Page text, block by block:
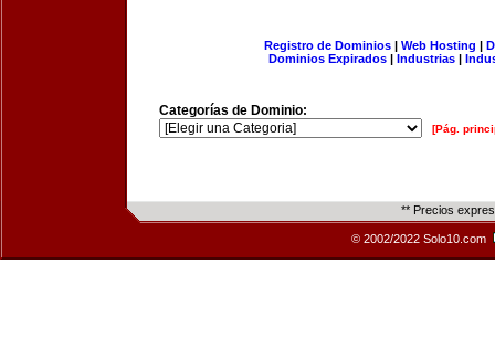
Registro de Dominios| Web Hosting |
Dominios Expirados | Industrias |
Categorías de Dominio:
[Pág.
** Precios
© 2002/2022 Solo10.com